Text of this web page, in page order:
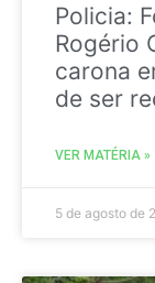
Policia:
Rogério
carona
de ser
VER MATÉRIA »
5 de agosto de